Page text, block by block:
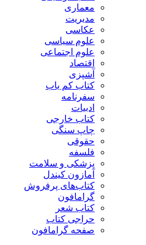
معماری
مدیریت
عکاسی
علوم سیاسی
علوم اجتماعی
اقتصاد
آشپزی
کتاب کم یاب
سفرنامه
ادبیات
کتاب خارجی
چاپ سنگی
حقوقی
فلسفه
پزشکی و سلامت
آمازون کیندل
کتاب‌های پرفروش
گرامافون
کتاب شعر
حراجی کتاب
صفحه گرامافون